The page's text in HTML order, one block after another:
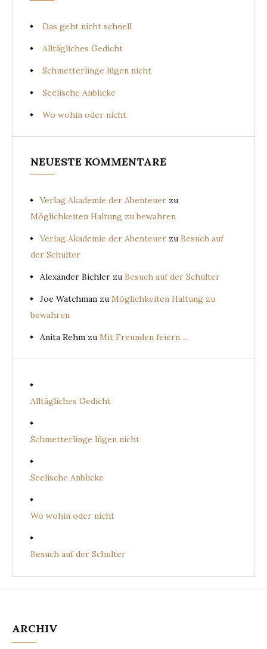
Das geht nicht schnell
Alltägliches Gedicht
Schmetterlinge lügen nicht
Seelische Anblicke
Wo wohin oder nicht
NEUESTE KOMMENTARE
Verlag Akademie der Abenteuer zu
Möglichkeiten Haltung zu bewahren
Verlag Akademie der Abenteuer zu Besuch auf
der Schulter
Alexander Bichler zu Besuch auf der Schulter
Joe Watchman zu Möglichkeiten Haltung zu
bewahren
Anita Rehm zu Mit Freunden feiern …
Alltägliches Gedicht
Schmetterlinge lügen nicht
Seelische Anblicke
Wo wohin oder nicht
Besuch auf der Schulter
ARCHIV